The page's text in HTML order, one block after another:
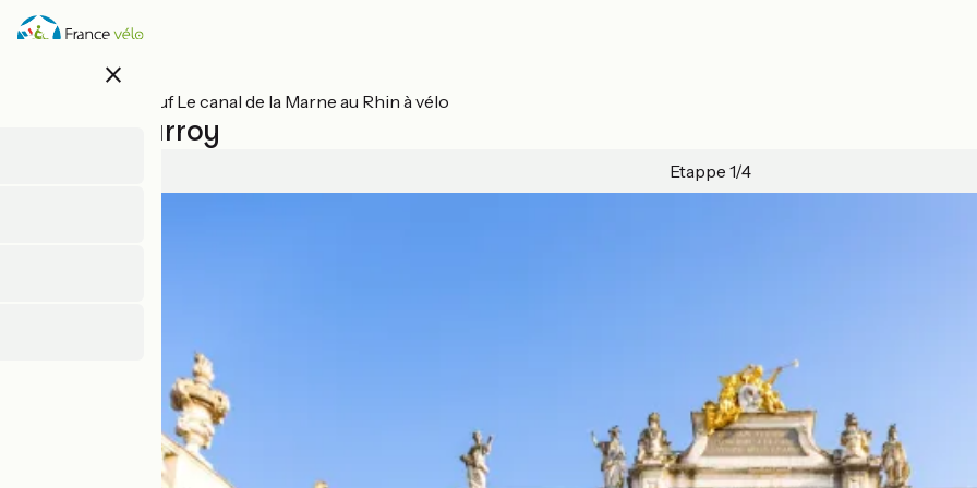
Direkt
zum
close
Alle Etappen auf Le canal de la Marne au Rhin à vélo
Nancy / Parroy
Etappe 1/4